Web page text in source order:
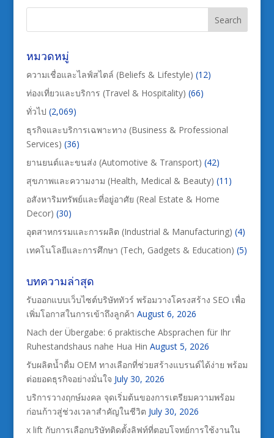
หมวดหมู่
ความเชื่อและไลฟ์สไตล์ (Beliefs & Lifestyle) (12)
ท่องเที่ยวและบริการ (Travel & Hospitality) (66)
ทั่วไป (2,069)
ธุรกิจและบริการเฉพาะทาง (Business & Professional
Services) (36)
ยานยนต์และขนส่ง (Automotive & Transport) (42)
สุขภาพและความงาม (Health, Medical & Beauty) (11)
อสังหาริมทรัพย์และที่อยู่อาศัย (Real Estate & Home
Decor) (30)
อุตสาหกรรมและการผลิต (Industrial & Manufacturing) (4)
เทคโนโลยีและการศึกษา (Tech, Gadgets & Education) (5)
บทความล่าสุด
รับออกแบบเว็บไซต์บริษัททัวร์ พร้อมวางโครงสร้าง SEO เพื่อ
เพิ่มโอกาสในการเข้าถึงลูกค้า August 6, 2026
Nach der Übergabe: 6 praktische Absprachen für Ihr
Ruhestandshaus nahe Hua Hin August 5, 2026
รับผลิตน้ำดื่ม OEM ทางเลือกที่ช่วยสร้างแบรนด์ได้ง่าย พร้อม
ต่อยอดธุรกิจอย่างมั่นใจ July 30, 2026
บริการวางฤกษ์มงคล จุดเริ่มต้นของการเตรียมความพร้อม
ก่อนก้าวสู่ช่วงเวลาสำคัญในชีวิต July 30, 2026
x lift กับการเลือกบริษัทติดตั้งลิฟท์ที่ตอบโจทย์การใช้งานใน